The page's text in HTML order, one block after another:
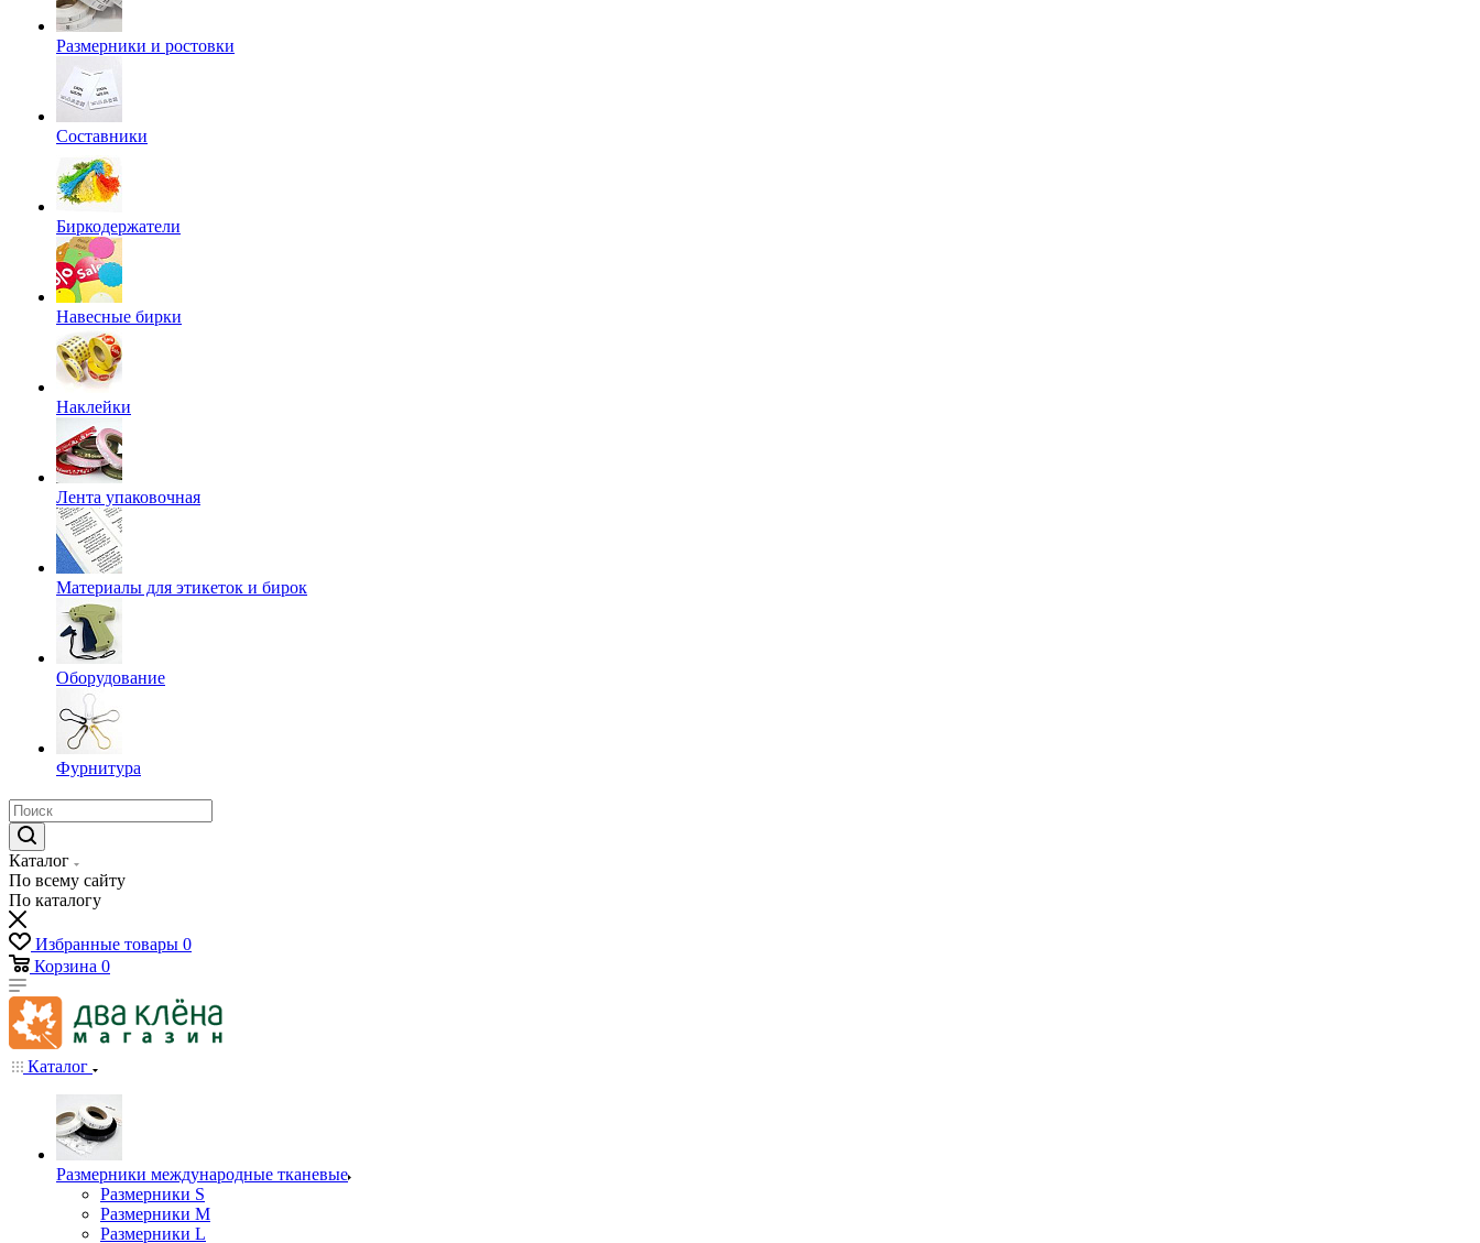
Размерники и ростовки
Составники
Биркодержатели
Навесные бирки
Наклейки
Лента упаковочная
Материалы для этикеток и бирок
Оборудование
Фурнитура
Каталог
По всему сайту
По каталогу
Избранные товары 0
Корзина 0
Каталог
Размерники международные тканевые
Размерники S
Размерники M
Размерники L